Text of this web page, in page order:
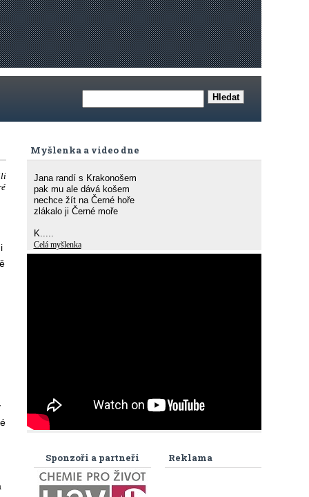
Myšlenka a video dne
Jana randí s Krakonošem
pak mu ale dává košem
nechce žít na Černé hoře
zlákalo ji Černé moře
K.....
Celá myšlenka
Reklama
Sponzoři a partneři